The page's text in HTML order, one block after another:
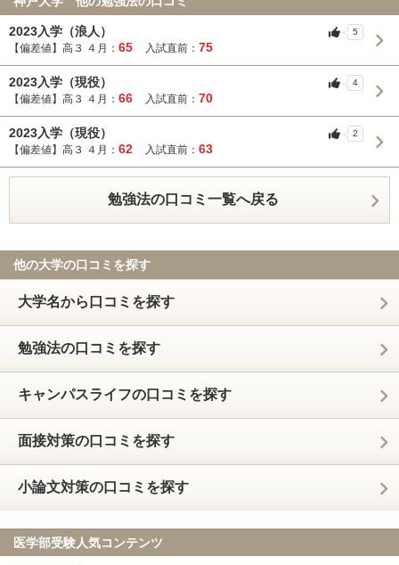
2023入学（浪人）
【偏差値】高３ ４月： 65 入試直前： 75
5
2023入学（現役）
【偏差値】高３ ４月： 66 入試直前： 70
4
2023入学（現役）
【偏差値】高３ ４月： 62 入試直前： 63
2
勉強法の口コミ一覧へ戻る
他の大学の口コミを探す
大学名から口コミを探す
勉強法の口コミを探す
キャンパスライフの口コミを探す
面接対策の口コミを探す
小論文対策の口コミを探す
医学部受験人気コンテンツ